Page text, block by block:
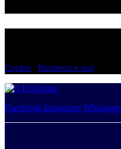
Cookie
Rimborsi e resi
Facebook Instagram Whatsapp